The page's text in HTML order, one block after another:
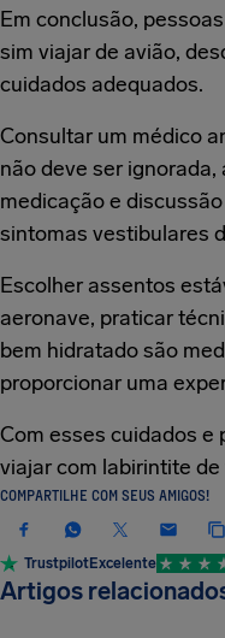
Em conclusão,
sim viajar de avião,
cuidados adequados.
Consultar um médico
não deve ser
medicação e
sintomas vestibulares
Escolher assentos
aeronave, praticar
bem hidratado são
proporcionar uma
Com esses cuidados e
viajar com labirintite
COMPARTILHE COM SEUS AMIGOS!
TrustpilotExcelente
Artigos
DICAS E TRUQUES DE VIAGEM